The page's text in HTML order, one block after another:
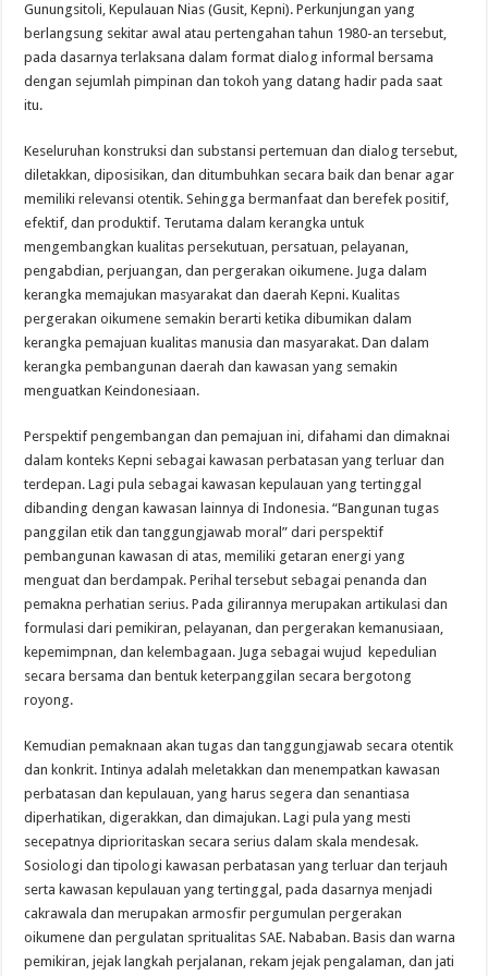
Gunungsitoli, Kepulauan Nias (Gusit, Kepni). Perkunjungan yang
berlangsung sekitar awal atau pertengahan tahun 1980-an tersebut,
pada dasarnya terlaksana dalam format dialog informal bersama
dengan sejumlah pimpinan dan tokoh yang datang hadir pada saat
itu.
Keseluruhan konstruksi dan substansi pertemuan dan dialog tersebut,
diletakkan, diposisikan, dan ditumbuhkan secara baik dan benar agar
memiliki relevansi otentik. Sehingga bermanfaat dan berefek positif,
efektif, dan produktif. Terutama dalam kerangka untuk
mengembangkan kualitas persekutuan, persatuan, pelayanan,
pengabdian, perjuangan, dan pergerakan oikumene. Juga dalam
kerangka memajukan masyarakat dan daerah Kepni. Kualitas
pergerakan oikumene semakin berarti ketika dibumikan dalam
kerangka pemajuan kualitas manusia dan masyarakat. Dan dalam
kerangka pembangunan daerah dan kawasan yang semakin
menguatkan Keindonesiaan.
Perspektif pengembangan dan pemajuan ini, difahami dan dimaknai
dalam konteks Kepni sebagai kawasan perbatasan yang terluar dan
terdepan. Lagi pula sebagai kawasan kepulauan yang tertinggal
dibanding dengan kawasan lainnya di Indonesia. “Bangunan tugas
panggilan etik dan tanggungjawab moral” dari perspektif
pembangunan kawasan di atas, memiliki getaran energi yang
menguat dan berdampak. Perihal tersebut sebagai penanda dan
pemakna perhatian serius. Pada gilirannya merupakan artikulasi dan
formulasi dari pemikiran, pelayanan, dan pergerakan kemanusiaan,
kepemimpnan, dan kelembagaan. Juga sebagai wujud kepedulian
secara bersama dan bentuk keterpanggilan secara bergotong
royong.
Kemudian pemaknaan akan tugas dan tanggungjawab secara otentik
dan konkrit. Intinya adalah meletakkan dan menempatkan kawasan
perbatasan dan kepulauan, yang harus segera dan senantiasa
diperhatikan, digerakkan, dan dimajukan. Lagi pula yang mesti
secepatnya diprioritaskan secara serius dalam skala mendesak.
Sosiologi dan tipologi kawasan perbatasan yang terluar dan terjauh
serta kawasan kepulauan yang tertinggal, pada dasarnya menjadi
cakrawala dan merupakan armosfir pergumulan pergerakan
oikumene dan pergulatan spritualitas SAE. Nababan. Basis dan warna
pemikiran, jejak langkah perjalanan, rekam jejak pengalaman, dan jati